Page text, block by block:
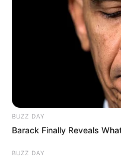
BUZZ DAY
Barack Finally Reveals
BUZZ DAY